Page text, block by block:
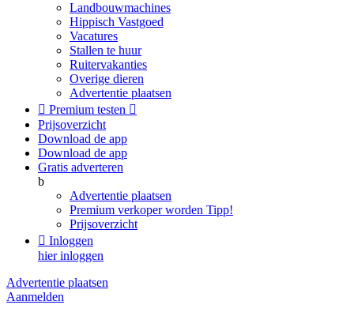
Landbouwmachines
Hippisch Vastgoed
Vacatures
Stallen te huur
Ruitervakanties
Overige dieren
Advertentie plaatsen
 Premium testen 
Prijsoverzicht
Download de app
Download de app
Gratis adverteren
b
Advertentie plaatsen
Premium verkoper worden Tipp!
Prijsoverzicht
 Inloggen
hier inloggen
Advertentie plaatsen
Aanmelden